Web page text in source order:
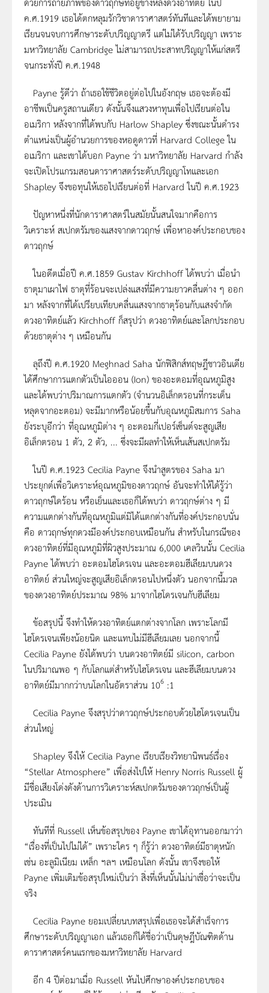
ค.ศ.1919 เธอได้ตกหลุมรักวิชาดาราศาสตร์ทันทีและได้พยายาม
เรียนจนจบการศึกษาระดับปริญญาตรี แต่ไม่ได้รับปริญญา เพราะ
มหาวิทยาลัย Cambridge ไม่สามารถประสาทปริญญาให้แก่สตรี
จนกระทั่งปี ค.ศ.1948
Payne รู้ดีว่า ถ้าเธอใช้ชีวิตอยู่ต่อไปในอังกฤษ เธอจะต้องมี
อาชีพเป็นครูสถานเดียว ดังนั้นจึงแสวงหาทุนเพื่อไปเรียนต่อใน
อเมริกา หลังจากที่ได้พบกับ Harlow Shapley ซึ่งขณะนั้นดำรง
ตำแหน่งเป็นผู้อำนวยการของหอดูดาวที่ Harvard College ใน
อเมริกา และเขาได้บอก Payne ว่า มหาวิทยาลัย Harvard กำลัง
จะเปิดโปรแกรมสอนดาราศาสตร์ระดับปริญญาโทและเอก
Shapley จึงขอทุนให้เธอไปเรียนต่อที่ Harvard ในปี ค.ศ.1923
ปัญหาหนึ่งที่นักดาราศาสตร์ในสมัยนั้นสนใจมากคือการ
วิเคราะห์ สเปกตรัมของแสงจากดาวฤกษ์ เพื่อหาองค์ประกอบของ
ดาวฤกษ์
ในอดีตเมื่อปี ค.ศ.1859 Gustav Kirchhoff ได้พบว่า เมื่อนำ
ธาตุมาเผาไฟ ธาตุที่ร้อนจะเปล่งแสงที่มีความยาวคลื่นต่าง ๆ ออก
มา หลังจากที่ได้เปรียบเทียบคลื่นแสงจากธาตุร้อนกับแสงจำกัด
ดวงอาทิตย์แล้ว Kirchhoff ก็สรุปว่า ดวงอาทิตย์และโลกประกอบ
ด้วยธาตุต่าง ๆ เหมือนกัน
ลุถึงปี ค.ศ.1920 Meghnad Saha นักฟิสิกส์ทฤษฎีชาวอินเดีย
ได้ศึกษาการแตกตัวเป็นไอออน (Ion) ของอะตอมที่อุณหภูมิสูง
และได้พบว่าปริมาณการแตกตัว (จำนวนอิเล็กตรอนที่กระเด็น
หลุดจากอะตอม) จะมีมากหรือน้อยขึ้นกับอุณหภูมิสมการ Saha
ยังระบุอีกว่า ที่อุณหภูมิต่าง ๆ อะตอมกี่เปอร์เซ็นต์จะสูญเสีย
อิเล็กตรอน 1 ตัว, 2 ตัว, ... ซึ่งจะมีผลทำให้เห็นเส้นสเปกตรัม
ในปี ค.ศ.1923 Cecilia Payne จึงนำสูตรของ Saha มา
ประยุกต์เพื่อวิเคราะห์อุณหภูมิของดาวฤกษ์ อันจะทำให้ได้รู้ว่า
ดาวฤกษ์ใดร้อน หรือเย็นและเธอก็ได้พบว่า ดาวฤกษ์ต่าง ๆ มี
ความแตกต่างกันที่อุณหภูมิแต่มิได้แตกต่างกันที่องค์ประกอบนั่น
คือ ดาวฤกษ์ทุกดวงมีองค์ประกอบเหมือนกัน สำหรับในกรณีของ
ดวงอาทิตย์ที่มีอุณหภูมิที่ผิวสูงประมาณ 6,000 เคลวินนั้น Cecilia
Payne ได้พบว่า อะตอมไฮโดรเจน และอะตอมฮีเลียมบนดวง
อาทิตย์ ส่วนใหญ่จะสูญเสียอิเล็กตรอนไปหนึ่งตัว นอกจากนี้มวล
ของดวงอาทิตย์ประมาณ 98% มาจากไฮโดรเจนกับฮีเลียม
ข้อสรุปนี้ จึงทำให้ดวงอาทิตย์แตกต่างจากโลก เพราะโลกมี
ไฮโดรเจนเพียงน้อยนิด และแทบไม่มีฮีเลียมเลย นอกจากนี้
Cecilia Payne ยังได้พบว่า บนดวงอาทิตย์มี silicon, carbon
ในปริมาณพอ ๆ กับโลกแต่สำหรับไฮโดรเจน และฮีเลียมบนดวง
อาทิตย์มีมากกว่าบนโลกในอัตราส่วน 106 :1
Cecilia Payne จึงสรุปว่าดาวฤกษ์ประกอบด้วยไฮโดรเจนเป็น
ส่วนใหญ่
Shapley จึงให้ Cecilia Payne เรียบเรียงวิทยานิพนธ์เรื่อง
“Stellar Atmosphere” เพื่อส่งไปให้ Henry Norris Russell ผู้
มีชื่อเสียงโด่งดังด้านการวิเคราะห์สเปกตรัมของดาวฤกษ์เป็นผู้
ประเมิน
ทันทีที่ Russell เห็นข้อสรุปของ Payne เขาได้อุทานออกมาว่า
“เรื่องที่เป็นไปไม่ได้” เพราะใคร ๆ ก็รู้ว่า ดวงอาทิตย์มีธาตุหนัก
เช่น อะลูมิเนียม เหล็ก ฯลฯ เหมือนโลก ดังนั้น เขาจึงขอให้
Payne เพิ่มเติมข้อสรุปใหม่เป็นว่า สิ่งที่เห็นนั้นไม่น่าเชื่อว่าจะเป็น
จริง
Cecilia Payne ยอมเปลี่ยนบทสรุปเพื่อเธอจะได้สำเร็จการ
ศึกษาระดับปริญญาเอก แล้วเธอก็ได้ชื่อว่าเป็นดุษฎีบัณฑิตด้าน
ดาราศาสตร์คนแรกของมหาวิทยาลัย Harvard
อีก 4 ปีต่อมาเมื่อ Russell หันไปศึกษาองค์ประกอบของ